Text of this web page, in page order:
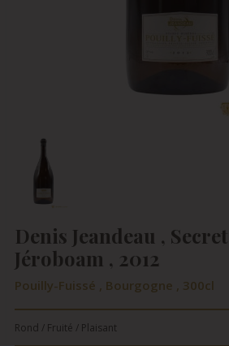
Denis Jeandeau ,
Jéroboam , 2012
Pouilly-Fuissé , Bourgogne , 300cl
Rond / Fruité / Plaisant